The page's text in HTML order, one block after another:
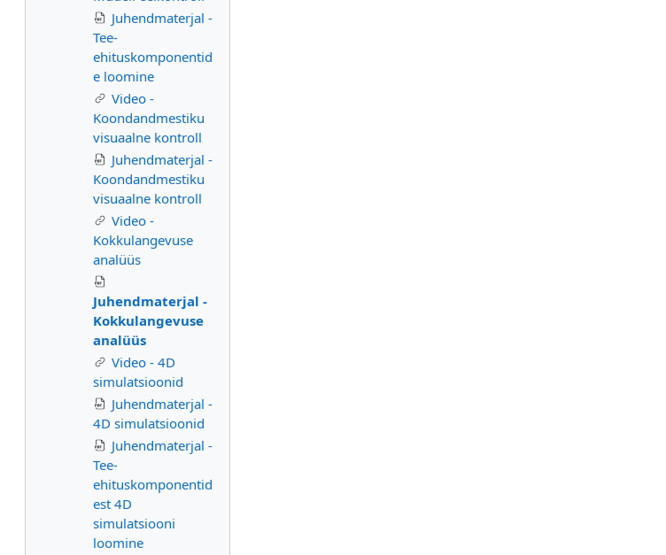
Juhendmaterjal -
Tee-
ehituskomponentid
e loomine
Video -
Koondandmestiku
visuaalne kontroll
Juhendmaterjal -
Koondandmestiku
visuaalne kontroll
Video -
Kokkulangevuse
analüüs
Juhendmaterjal -
Kokkulangevuse
analüüs
Video - 4D
simulatsioonid
Juhendmaterjal -
4D simulatsioonid
Juhendmaterjal -
Tee-
ehituskomponentid
est 4D
simulatsiooni
loomine